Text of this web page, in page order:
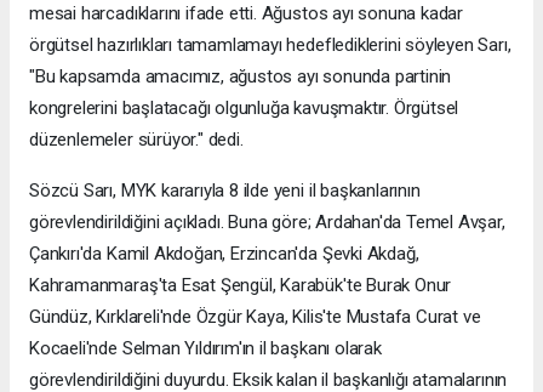
mesai harcadıklarını ifade etti. Ağustos ayı sonuna kadar
örgütsel hazırlıkları tamamlamayı hedeflediklerini söyleyen Sarı,
"Bu kapsamda amacımız, ağustos ayı sonunda partinin
kongrelerini başlatacağı olgunluğa kavuşmaktır. Örgütsel
düzenlemeler sürüyor." dedi.
Sözcü Sarı, MYK kararıyla 8 ilde yeni il başkanlarının
görevlendirildiğini açıkladı. Buna göre; Ardahan'da Temel Avşar,
Çankırı'da Kamil Akdoğan, Erzincan'da Şevki Akdağ,
Kahramanmaraş'ta Esat Şengül, Karabük'te Burak Onur
Gündüz, Kırklareli'nde Özgür Kaya, Kilis'te Mustafa Curat ve
Kocaeli'nde Selman Yıldırım'ın il başkanı olarak
görevlendirildiğini duyurdu. Eksik kalan il başkanlığı atamalarının